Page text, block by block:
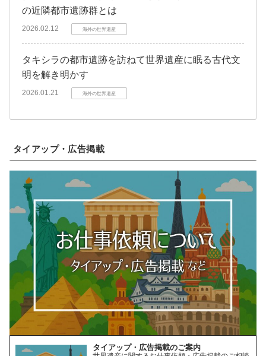
の近隣都市遺跡群とは
2026.02.12 海外の世界遺産
タキシラの都市遺跡を訪ねて世界遺産に眠る古代文
明を解き明かす
2026.01.21 海外の世界遺産
タイアップ・広告掲載
タイアップ・広告掲載のご案内